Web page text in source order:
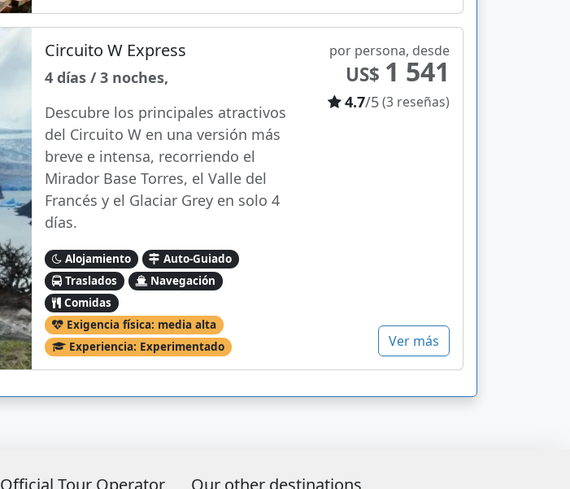
Circuito W Express
4 días / 3 noches,
Descubre los principales atractivos
del Circuito W en una versión más
breve e intensa, recorriendo el
Mirador Base Torres, el Valle del
Francés y el Glaciar Grey en solo 4
días.
Alojamiento
Auto-Guiado
Traslados
Navegación
Comidas
Exigencia física: media alta
Experiencia: Experimentado
por persona, desde
US$ 1 541
4.7/5(3 reseñas)
Ver más